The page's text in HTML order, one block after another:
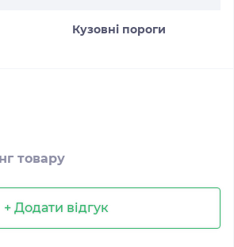
Кузовні пороги
товару
+ Додати відгук